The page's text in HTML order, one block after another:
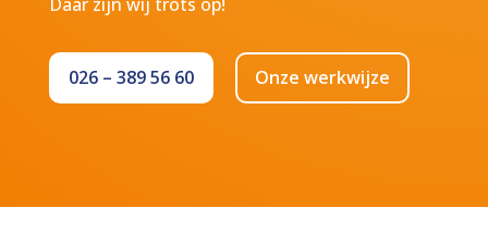
Daar zijn wij trots op!
026 – 389 56 60 Onze werkwijze